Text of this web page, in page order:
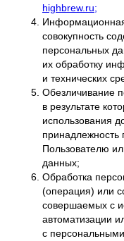
highbrew.ru;
совокупность
персональных
их обработку
и технических
Обезличивание
в результате
использования
принадлежность
Пользователю
данных;
Обработка
(операция) или
совершаемых с
автоматизации
с